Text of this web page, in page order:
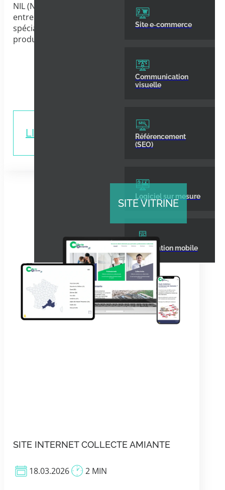
Site e‑commerce
Communication
visuelle
Référencement
(SEO)
Logiciel sur mesure
Application mobile
BLOG
CONTACT
PRENDRE RDV
NIL (Nettoyants Industriels Liquides) est une
entreprise familiale fondée en 1979,
spécialisée dans la fabrication artisanale de
produits techniques industriels....
LIRE LA SUITE
SITE VITRINE
SITE INTERNET COLLECTE AMIANTE
18.03.2026 2 MIN